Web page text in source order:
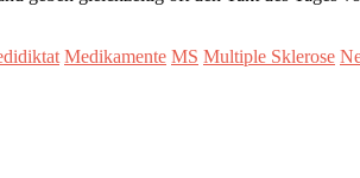
Medikamente MS Multiple Sklerose